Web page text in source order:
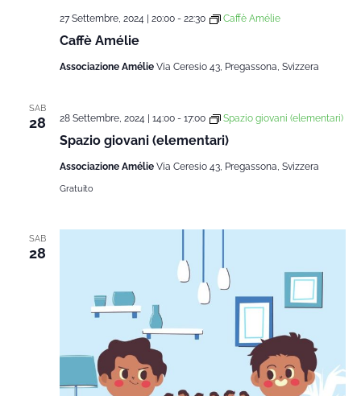
Caffè Amélie
27 Settembre, 2024 | 20:00- 22:30 Caffè Amélie
Associazione Amélie Via Ceresio 43, Pregassona, Svizzera
SAB
28
Spazio giovani (elementari)
28 Settembre, 2024 | 14:00- 17:00 Spazio giovani (elementari)
Associazione Amélie Via Ceresio 43, Pregassona, Svizzera
Gratuito
SAB
28